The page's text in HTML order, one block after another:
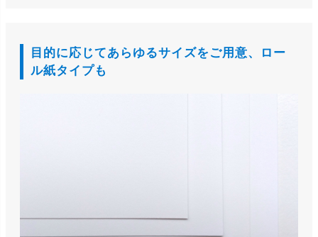
目的に応じてあらゆるサイズをご用意、ロー
ル紙タイプも